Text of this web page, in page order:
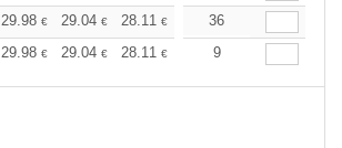
29.98 € 29.04 € 28.11 € 26.70€
36
29.98 € 29.04 € 28.11 € 26.70
9